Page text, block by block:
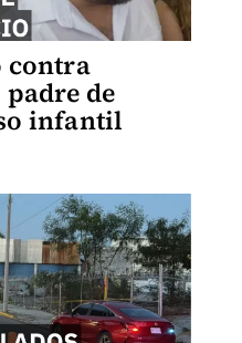
contra
de
infantil